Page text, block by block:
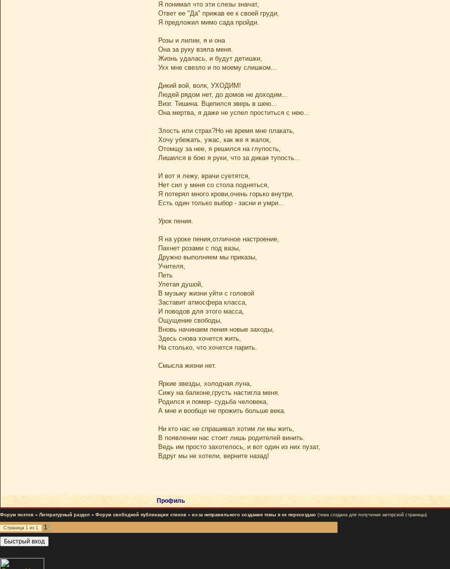
Я понимал что эти слезы значат,
Ответ ее "Да" прижав ее к своей груди,
Я предложил мимо сада пройди.
Розы и лилии, я и она
Она за руку взяла меня.
Жизнь удалась, и будут детишки,
Ухх мне свезло и по моему слишком...
Дикий вой, волк, УХОДИМ!
Людей рядом нет, до домов не доходим...
Визг. Тишина. Вцепился зверь в шею...
Она мертва, я даже не успел проститься с нею...
Злость или страх?Но не время мне плакать,
Хочу убежать, ужас, как же я жалок,
Отомщу за нее, я решился на глупость,
Лишился в бою я руки, что за дикая тупость...
И вот я лежу, врачи суетятся,
Нет сил у меня со стола подняться,
Я потерял много крови,очень горько внутри,
Есть один только выбор - засни и умри...
Урок пения.
Я на уроке пения,отличное настроение,
Пахнет розами с под вазы,
Дружно выполняем мы приказы,
Учителя,
Петь
Улетая душой,
В музыку жизни уйти с головой
Заставит атмосфера класса,
И поводов для этого масса,
Ощущение свободы,
Вновь начинаем пения новые заходы,
Здесь снова хочется жить,
На столько, что хочется парить.
Смысла жизни нет.
Яркие звезды, холодная луна,
Сижу на балконе,грусть настигла меня.
Родился и помер- судьба человека,
А мне и вообще не прожить больше века.
Ни кто нас не спрашивал хотим ли мы жить,
В появлении нас стоит лишь родителей винить.
Ведь им просто захотелось, и вот один из них пузат,
Вдруг мы не хотели, верните назад!
Профиль
Форум поэтов » Литературный раздел » Форум свободной публикации стихов » из-за неправильного создания темы я ее пересоздаю (тема создана для получения авторской страницы)
Страница 1 из 1 1